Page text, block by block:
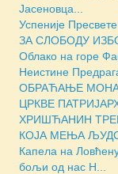
Јасеновца...
Успеније
ЗА СЛОБОДУ
Облако на горе
Неистине
ОБРАЋАЊЕ
ЦРКВЕ
ХРИШЋАНИН
КОЈА МЕЊА
Капела на
бољи од нас Н...